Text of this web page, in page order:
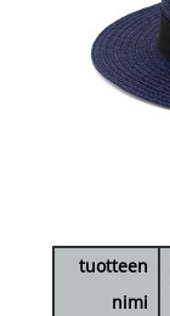
tuotteen
nimi